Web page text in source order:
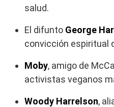
salud.
El difunto George
convicción espiritual
Moby, amigo de
activistas veganos
Woody Harrelson,